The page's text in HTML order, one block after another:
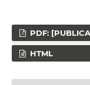
PDF:
HTML